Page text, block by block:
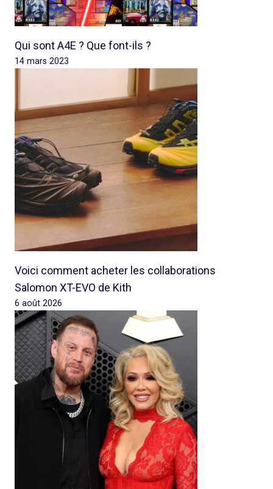
Qui sont A4E ? Que font-ils ?
14 mars 2023
Voici comment acheter les collaborations
Salomon XT-EVO de Kith
6 août 2026